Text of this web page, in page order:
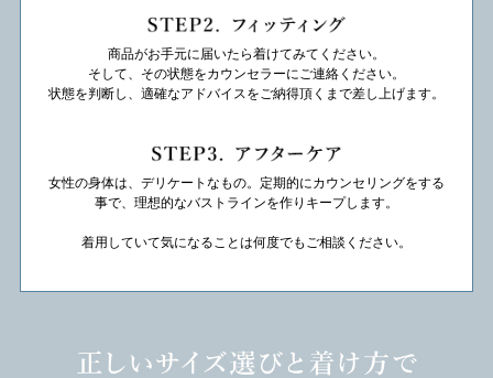
商品がお手元に届いたら着けてみてください。
そして、その状態をカウンセラーにご連絡ください。
状態を判断し、適確なアドバイスをご納得頂くまで差し上げます。
女性の身体は、デリケートなもの。定期的にカウンセリングをする
事で、理想的なバストラインを作りキープします。
着用していて気になることは何度でもご相談ください。